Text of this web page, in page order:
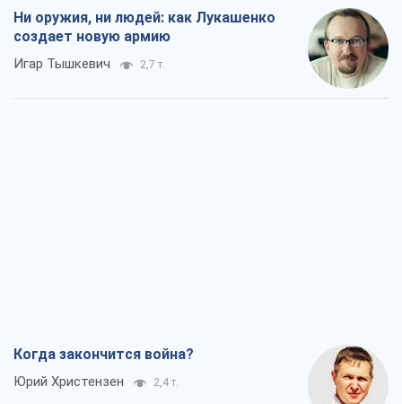
Ни оружия, ни людей: как Лукашенко
создает новую армию
Игар Тышкевич 2,7 т.
Когда закончится война?
Юрий Христензен 2,4 т.